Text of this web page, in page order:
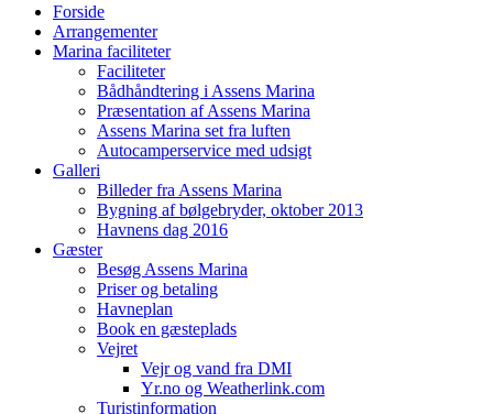
Forside
Arrangementer
Marina faciliteter
Faciliteter
Bådhåndtering i Assens Marina
Præsentation af Assens Marina
Assens Marina set fra luften
Autocamperservice med udsigt
Galleri
Billeder fra Assens Marina
Bygning af bølgebryder, oktober 2013
Havnens dag 2016
Gæster
Besøg Assens Marina
Priser og betaling
Havneplan
Book en gæsteplads
Vejret
Vejr og vand fra DMI
Yr.no og Weatherlink.com
Turistinformation